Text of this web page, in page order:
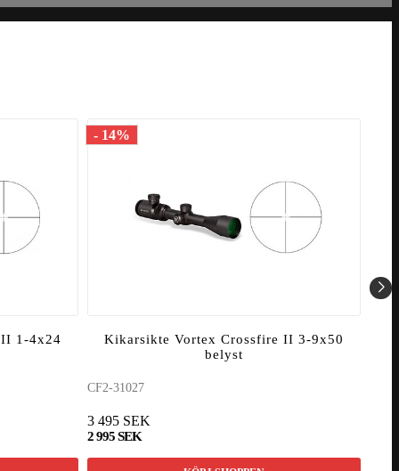
1-4x24
- 14%
Kikarsikte Vortex Crossfire II 3-9x50
belyst
CF2-31027
3 495 SEK
2 995 SEK